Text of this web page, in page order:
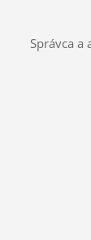
Správca